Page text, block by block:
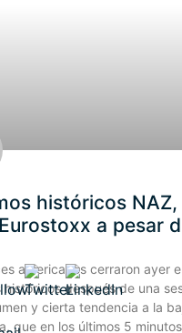
históricos NAZ,
a pesar
americanos cerraron ayer
históricos después de una
y cierta tendencia a la
que en los últimos 5